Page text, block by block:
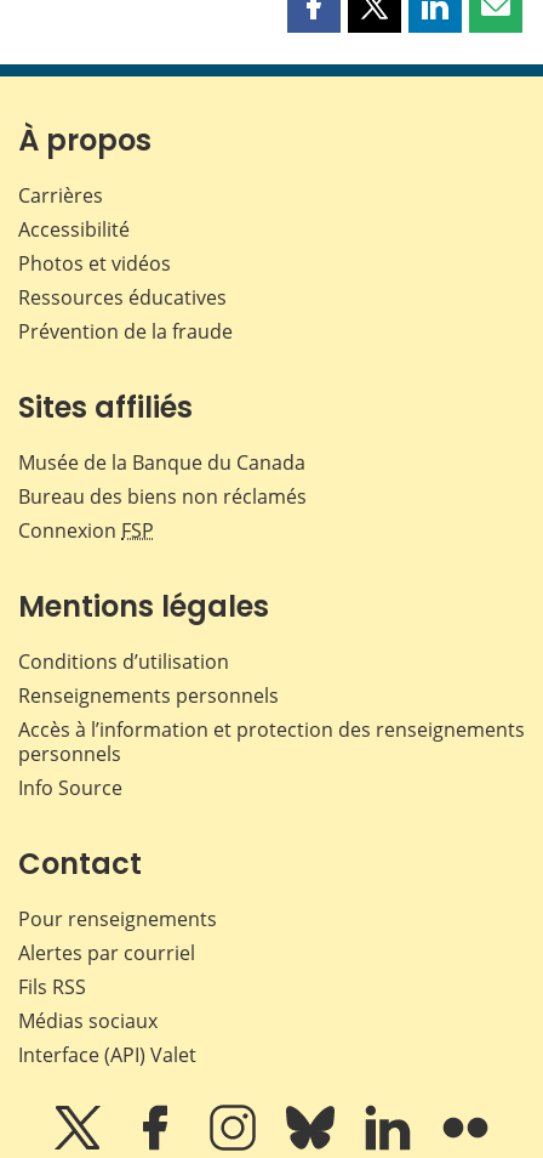
Partager
page
Partager
page
Partager
page page
À propos
Carrières
Accessibilité
Photos et vidéos
Ressources éducatives
Prévention de la fraude
Sites affiliés
Musée de la Banque du Canada
Bureau des biens non réclamés
Connexion FSP
Mentions légales
Conditions d’utilisation
Renseignements personnels
Accès à l’information et protection des renseignements
personnels
Info Source
Contact
Pour renseignements
Alertes par courriel
Fils RSS
Médias sociaux
Interface (API) Valet